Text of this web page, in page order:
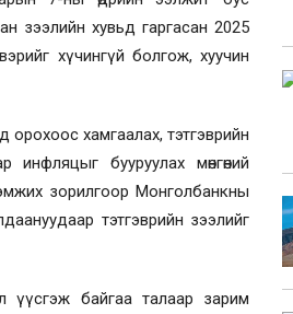
зээлийн хувьд гаргасан 2025
хүчингүй болгож, хуучин
орохоос хамгаалах, тэтгэврийн
бууруулах мөнгөний
зорилгоор Монголбанкны
тэтгэврийн зээлийг
үүсгэж байгаа талаар зарим